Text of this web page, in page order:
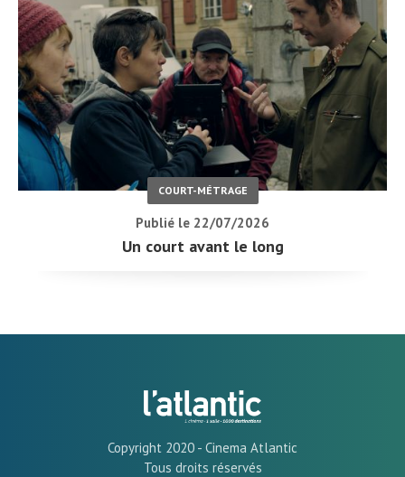
COURT-MÉTRAGE
Publié le 22/07/2026
Un court avant le long
Copyright 2020 - Cinema Atlantic
Tous droits réservés